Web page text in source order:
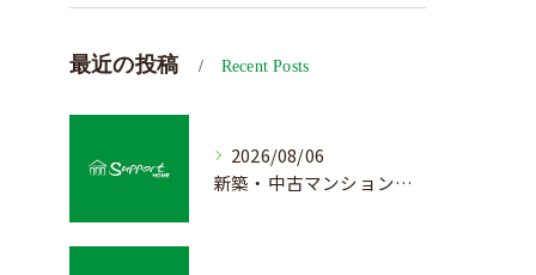
最近の投稿 Recent Posts
2026/08/06
新築・中古マンション売却の価値を見極める査定方法